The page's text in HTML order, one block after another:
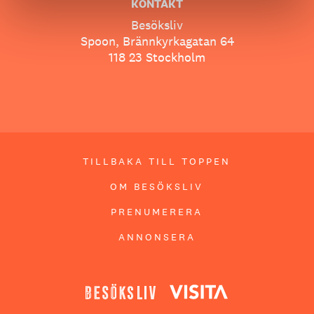
KONTAKT
Besöksliv
Spoon, Brännkyrkagatan 64
118 23 Stockholm
TILLBAKA TILL TOPPEN
OM BESÖKSLIV
PRENUMERERA
ANNONSERA